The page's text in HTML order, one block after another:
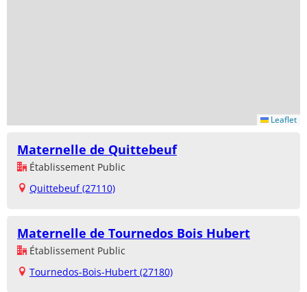
Leaflet
Maternelle de Quittebeuf
Établissement Public
Quittebeuf (27110)
Maternelle de Tournedos Bois Hubert
Établissement Public
Tournedos-Bois-Hubert (27180)